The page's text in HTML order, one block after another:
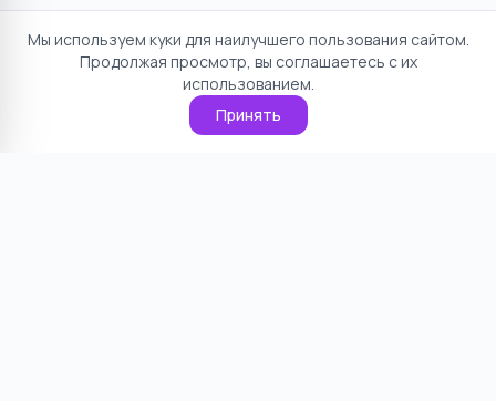
Мы используем куки для наилучшего пользования сайтом.
Продолжая просмотр, вы соглашаетесь с их
использованием.
Принять